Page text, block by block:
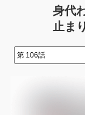
身代
止ま